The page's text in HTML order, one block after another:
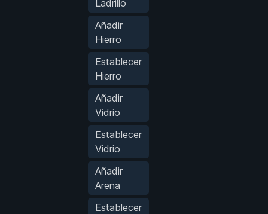
Ladrillo
Añadir
Hierro
Establecer
Hierro
Añadir
Vidrio
Establecer
Vidrio
Añadir
Arena
Establecer